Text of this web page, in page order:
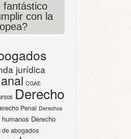
fantástico
con la
jurídica
CGAE
Derecho
Penal Derechos
Derecho
de abogados